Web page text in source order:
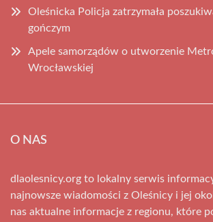
Oleśnicka Policja zatrzymała
gończym
Apele samorządów o utworzenie
Wrocławskiej
O NAS
dlaolesnicy.org to lokalny serwis
najnowsze wiadomości z Oleśnicy i jej
nas aktualne informacje z regionu, które